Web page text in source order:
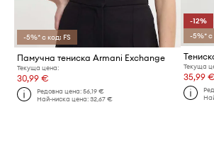
-5%* с код: FS
Памучна тениска Armani Exchange
Текуща цена:
30,99 €
Редовна цена:56,19 €
Най-ниска цена:32,67 €
-12%
-5%* с
Текуща
35,99 €